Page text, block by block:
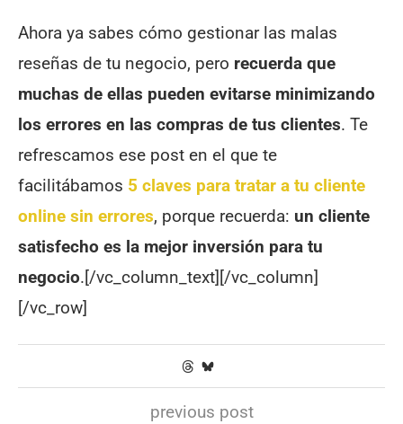
Ahora ya sabes cómo gestionar las malas
reseñas de tu negocio, pero recuerda que
muchas de ellas pueden evitarse minimizando
los errores en las compras de tus clientes. Te
refrescamos ese post en el que te
facilitábamos 5 claves para tratar a tu cliente
online sin errores, porque recuerda: un cliente
satisfecho es la mejor inversión para tu
negocio.[/vc_column_text][/vc_column]
[/vc_row]
previous post